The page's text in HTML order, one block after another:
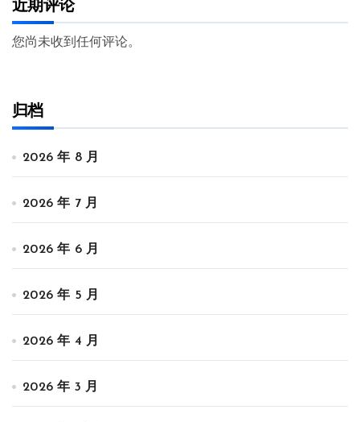
近期评论
您尚未收到任何评论。
归档
2026 年 8 月
2026 年 7 月
2026 年 6 月
2026 年 5 月
2026 年 4 月
2026 年 3 月